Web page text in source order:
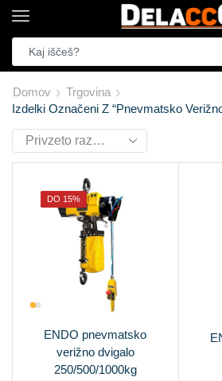
Domov
Trgovina
Izdelki Označeni Z “pnevmatsko
DO 15%
ENDO pnevmatsko
verižno dvigalo
250/500/1000kg